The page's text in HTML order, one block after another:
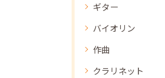
ギター
バイオリン
作曲
クラリネット